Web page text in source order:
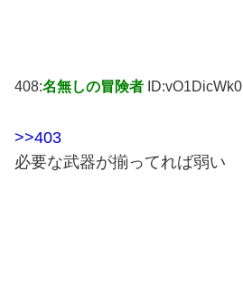
408:名無しの冒険者 ID:vO1DicWk0
>>403
必要な武器が揃ってれば弱い